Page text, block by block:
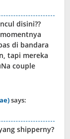
disini??
di bandara
tapi mereka
couple
says:
shipperny?